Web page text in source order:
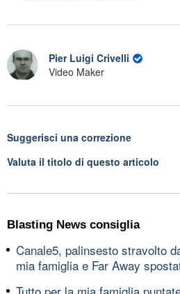
Pier Luigi Crivelli
Video Maker
Suggerisci una correzione
Valuta il titolo di questo articolo
Blasting News consiglia
Canale5, palinsesto stravolto
mia famiglia e Far Away